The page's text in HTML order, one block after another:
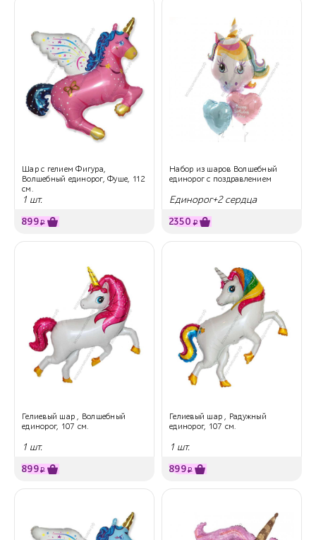
Шар с гелием Фигура,
Волшебный единорог, Фуше, 112
см.
1 шт.
899₽
Набор из шаров Волшебный
единорог с поздравлением
Единорог+2 сердца
2350 ₽
Гелиевый шар , Волшебный
единорог, 107 см.
1 шт.
899₽
Гелиевый шар , Радужный
единорог, 107 см.
1 шт.
899₽